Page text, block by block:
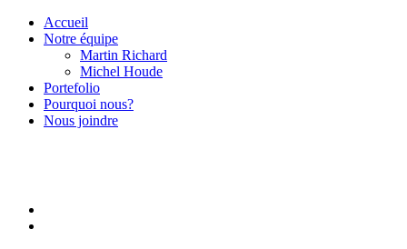
Accueil
Notre équipe
Martin Richard
Michel Houde
Portefolio
Pourquoi nous?
Nous joindre